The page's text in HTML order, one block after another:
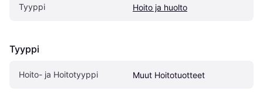
Tyyppi Hoito ja huolto
Tyyppi
Hoito- ja Hoitotyyppi Muut Hoitotuotteet